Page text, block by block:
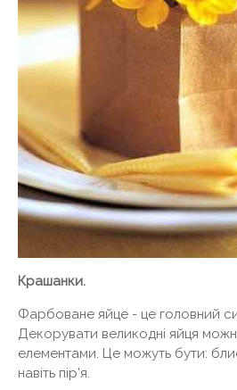
Крашанки.
Фарбоване яйце - це головний
Декорувати великодні яйця
елементами. Це можуть бути:
навіть пір'я.